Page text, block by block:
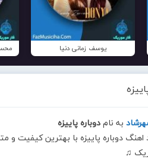
یوسف زمانی دنیا
به نامدوباره پاییزه
اهنگ دوباره پاییزه با بهترین کیفیت و
♫